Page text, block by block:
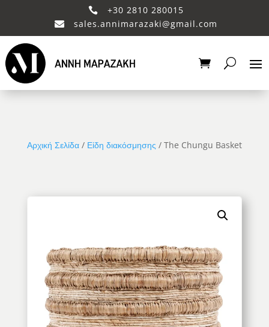
 +30 2810 280015
 sales.annimarazaki@gmail.com
Αρχική Σελίδα/ Είδη διακόσμησης / The Chungu Basket